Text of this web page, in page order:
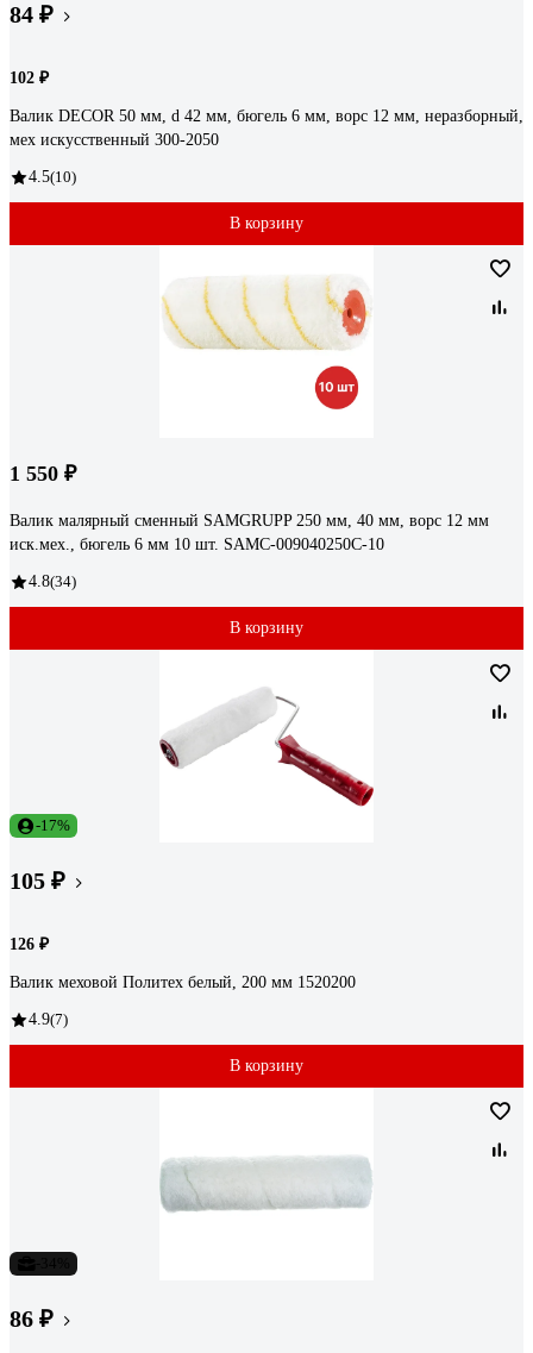
84 ₽
102 ₽
Валик DECOR 50 мм, d 42 мм, бюгель 6 мм, ворс 12 мм, неразборный,
мех искусственный 300-2050
4.5(10)
В корзину
1 550 ₽
Валик малярный сменный SAMGRUPP 250 мм, 40 мм, ворс 12 мм
иск.мех., бюгель 6 мм 10 шт. SAMC-009040250С-10
4.8(34)
В корзину
-17%
105 ₽
126 ₽
Валик меховой Политех белый, 200 мм 1520200
4.9(7)
В корзину
86 ₽